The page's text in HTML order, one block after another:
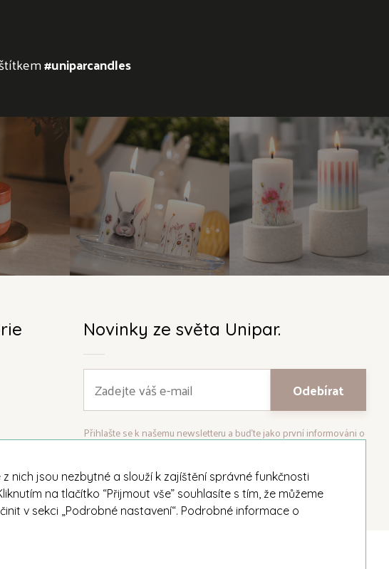
#uniparcandles
Novinky ze světa Unipar.
Přihlašte se k našemu newsletteru a buďte jako první informováni o
nich jsou nezbytné a slouží k zajíštění správné funkčnosti
na tlačítko “Přijmout vše” souhlasíte s tím, že můžeme
v sekci „Podrobné nastavení“. Podrobné informace o